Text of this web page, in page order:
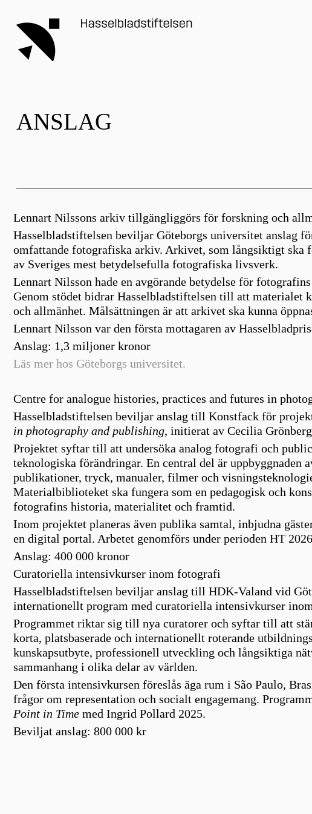
ANSLAG
Lennart Nilssons arkiv tillgängliggörs för forskning och
Hasselbladstiftelsen beviljar Göteborgs universitet anslag
omfattande fotografiska arkiv. Arkivet, som långsiktigt
av Sveriges mest betydelsefulla fotografiska livsverk.
Lennart Nilsson hade en avgörande betydelse för
Genom stödet bidrar Hasselbladstiftelsen till att materialet
och allmänhet. Målsättningen är att arkivet ska kunna
Lennart Nilsson var den första mottagaren av
Anslag: 1,3 miljoner kronor
Läs mer hos Göteborgs universitet.
Centre for analogue histories, practices and futures in
Hasselbladstiftelsen beviljar anslag till Konstfack för
in photography and publishing, initierat av Cecilia
Projektet syftar till att undersöka analog fotografi och
teknologiska förändringar. En central del är
publikationer, tryck, manualer, filmer och
Materialbiblioteket ska fungera som en pedagogisk och
fotografins historia, materialitet och framtid.
Inom projektet planeras även publika samtal, inbjudna
en digital portal. Arbetet genomförs under perioden HT
Anslag: 400 000 kronor
Curatoriella intensivkurser inom fotografi
Hasselbladstiftelsen beviljar anslag till HDK-Valand vid
internationellt program med curatoriella intensivkurser
Programmet riktar sig till nya curatorer och syftar till att
korta, platsbaserade och internationellt roterande
kunskapsutbyte, professionell utveckling och långsiktiga
sammanhang i olika delar av världen.
Den första intensivkursen föreslås äga rum i São Paulo,
frågor om representation och socialt engagemang.
Point in Timemed Ingrid Pollard 2025.
Beviljat anslag: 800 000 kr